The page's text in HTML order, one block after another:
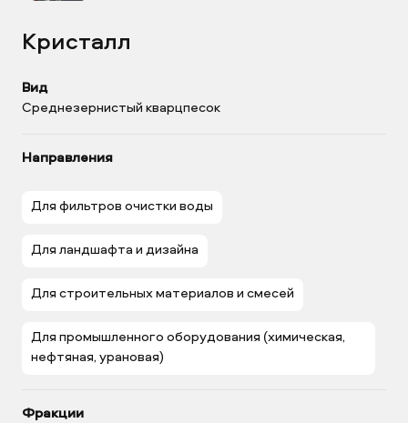
Кристалл
Вид
Среднезернистый кварцпесок
Направления
Для фильтров очистки воды
Для ландшафта и дизайна
Для строительных материалов и смесей
Для промышленного оборудования (химическая,
нефтяная, урановая)
Фракции